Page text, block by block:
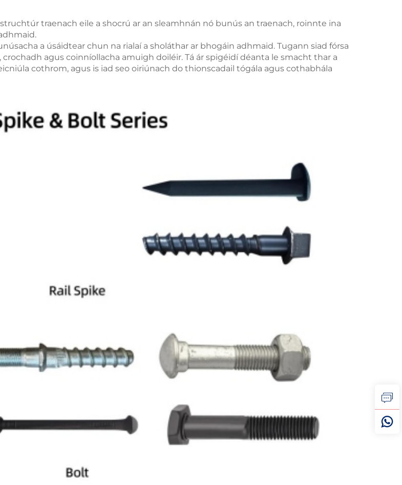
traenach eile a shocrú ar an sleamhnán nó bunús an traenach, roinnte ina
a úsáidtear chun na rialaí a sholáthar ar bhogáin adhmaid. Tugann siad fórsa
agus coinníollacha amuigh doiléir. Tá ár spigéidí déanta le smacht thar a
cothrom, agus is iad seo oiriúnach do thionscadail tógála agus cothabhála